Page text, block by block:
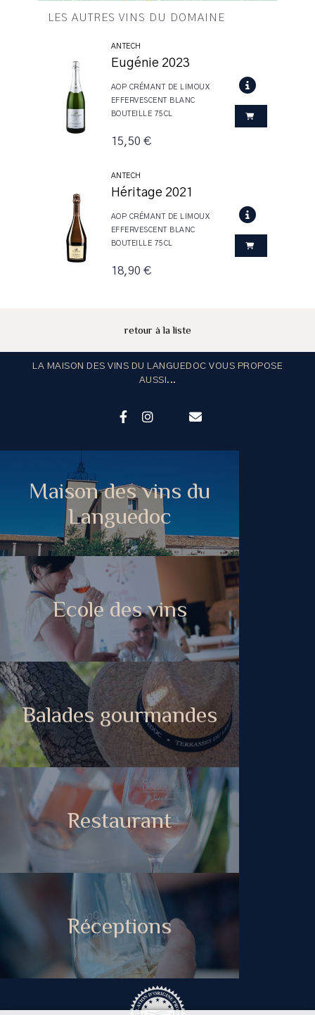
LES AUTRES VINS DU DOMAINE
ANTECH
Eugénie 2023
AOP CRÉMANT DE LIMOUX
EFFERVESCENT BLANC
BOUTEILLE 75CL
15,50 €
ANTECH
Héritage 2021
AOP CRÉMANT DE LIMOUX
EFFERVESCENT BLANC
BOUTEILLE 75CL
18,90 €
retour à la liste
LA MAISON DES VINS DU LANGUEDOC VOUS PROPOSE
AUSSI...
Maison des vins du
Languedoc
Ecole des vins
Balades gourmandes
Restaurant
Réceptions